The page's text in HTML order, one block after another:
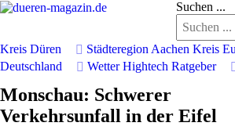
Suchen ...
Kreis Düren Städteregion Aachen Kreis
Deutschland
Wetter Hightech Ratgeber
Monschau: Schwerer
Verkehrsunfall in der Eifel